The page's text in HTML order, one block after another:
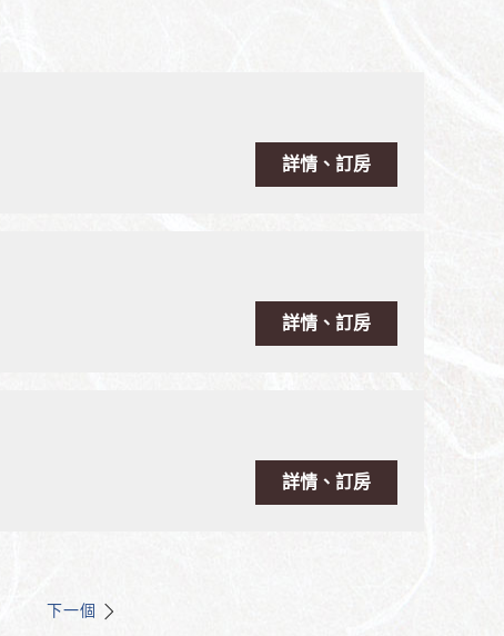
詳情、訂房
詳情、訂房
詳情、訂房
下一個